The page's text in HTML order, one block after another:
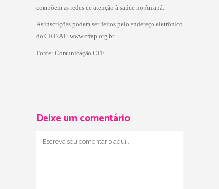
compõem as redes de atenção à saúde no Amapá.
As inscrições podem ser feitos pelo endereço eletrônico
do CRF/AP: www.crfap.org.br.
Fonte: Comunicação CFF
Deixe um comentário